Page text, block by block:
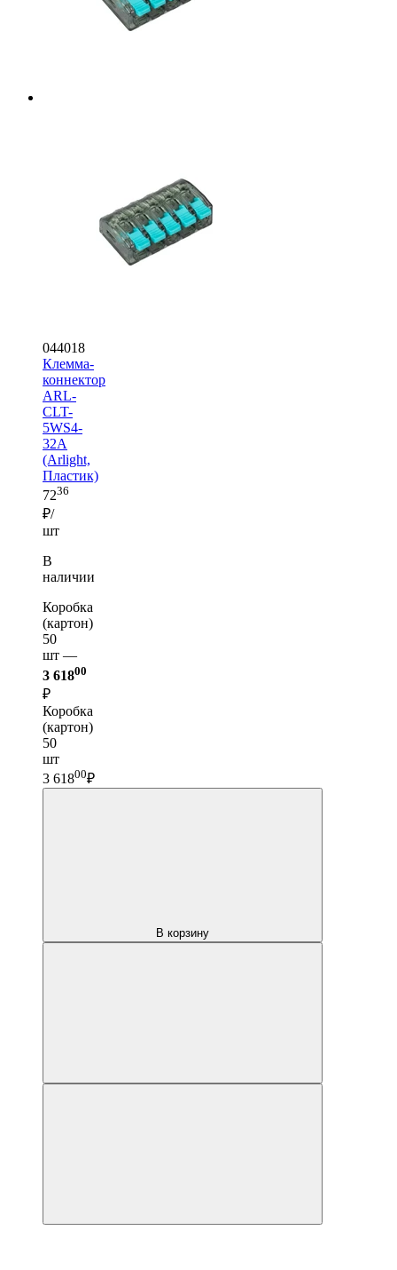
044018
Клемма-
коннектор
ARL-
CLT-
5WS4-
32A
(Arlight,
Пластик)
7236
₽/
шт
В
наличии
Коробка
(картон)
50
шт —
3 61800
₽
Коробка
(картон)
50
шт
3 61800₽
В корзину